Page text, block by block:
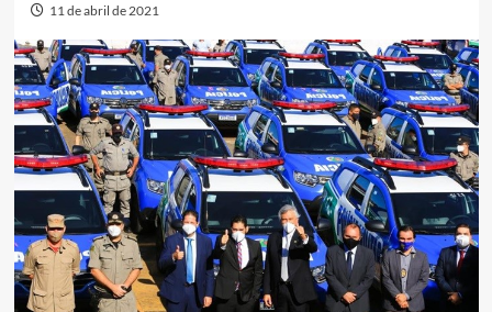
11 de abril de 2021